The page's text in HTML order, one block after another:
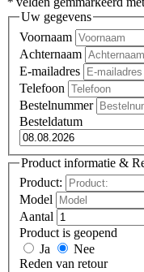
Uw gegevens
Voornaam
Achternaam
E-mailadres
Telefoon
Bestelnummer
Besteldatum
Product informatie &
Product:
Model
Aantal
Product is geopend
Ja
Nee
Reden van retour